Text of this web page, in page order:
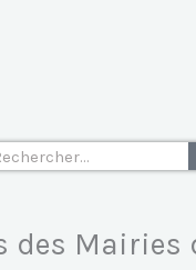
des Mairies